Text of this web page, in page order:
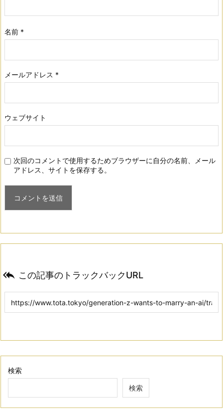
名前 *
メールアドレス *
ウェブサイト
次回のコメントで使用するためブラウザーに自分の名前、メール
アドレス、サイトを保存する。
 この記事のトラックバックURL
検索
検索